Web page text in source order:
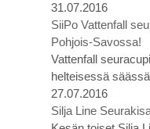
31.07.2016
SiiPo Vattenfall
Pohjois-Savossa!
Vattenfall
helteisessä
27.07.2016
Silja Line